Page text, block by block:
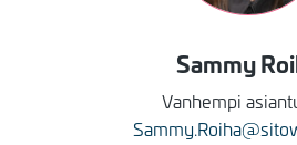
Sammy
Vanhempi